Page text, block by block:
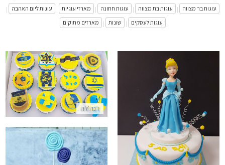
עוגות בר מצווה
| עוגות בת מצווה | עוגות חתונה | מארזי עוגיות | עוגות ליום האהבה
|
עוגות לעסקים
| שונות | מארזים מתוקים
דנה'לה
קאפקייקס כדורגל מכבי תל אביב
התקשר/י
עוגת סינדרלה מבצק סוכר
התקשר/י